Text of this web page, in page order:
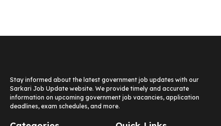
Stay informed about the latest government job updates with our
Sarkari Job Update website. We provide timely and accurate
information on upcoming government job vacancies, application
deadlines, exam schedules, and more.